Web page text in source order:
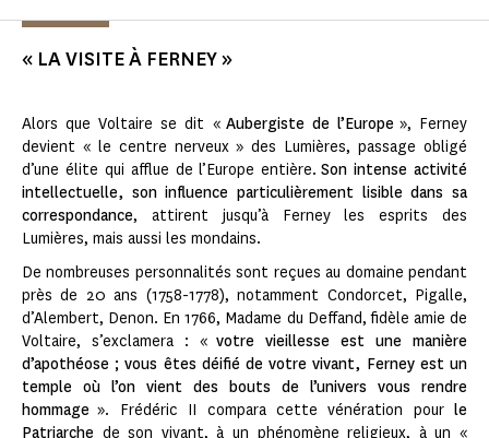
« LA VISITE À FERNEY »
Alors que Voltaire se dit « Aubergiste de l’Europe », Ferney
devient « le centre nerveux » des Lumières, passage obligé
d’une élite qui afflue de l’Europe entière.Son intense activité
intellectuelle, son influence particulièrement lisible dans sa
correspondance, attirent jusqu’à Ferney les esprits des
Lumières, mais aussi les mondains.
De nombreuses personnalités sont reçues au domaine pendant
près de 20 ans (1758-1778), notamment Condorcet, Pigalle,
d’Alembert, Denon. En 1766, Madame du Deffand, fidèle amie de
Voltaire, s’exclamera : « votre vieillesse est une manière
d’apothéose ; vous êtes déifié de votre vivant, Ferney est un
temple où l’on vient des bouts de l’univers vous rendre
hommage ». Frédéric II compara cette vénération pour le
Patriarche de son vivant, à un phénomène religieux, à un «